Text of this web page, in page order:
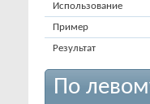
Использование
Пример
Результат
По